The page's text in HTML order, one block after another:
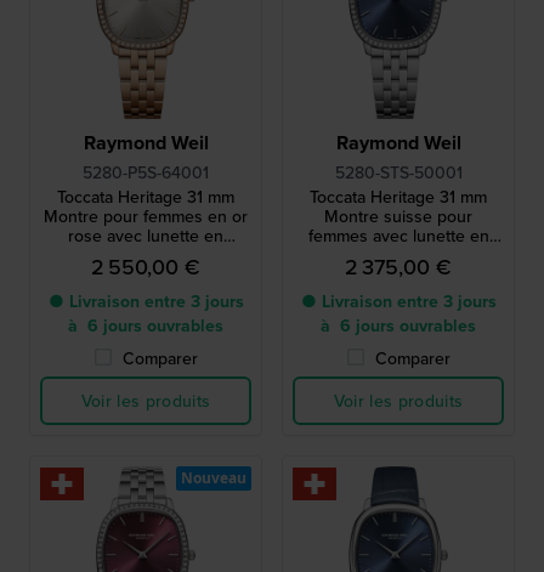
Raymond Weil
5280-P5S-64001
Toccata Heritage 31 mm
Montre pour femmes en or
rose avec lunette en
diamants
2 550,00 €
● Livraison entre 3 jours
à 6 jours ouvrables
Comparer
Voir les produits
Raymond Weil
5280-STS-50001
Toccata Heritage 31 mm
Montre suisse pour
femmes avec lunette en
diamants
2 375,00 €
● Livraison entre 3 jours
à 6 jours ouvrables
Comparer
Voir les produits
Nouveau